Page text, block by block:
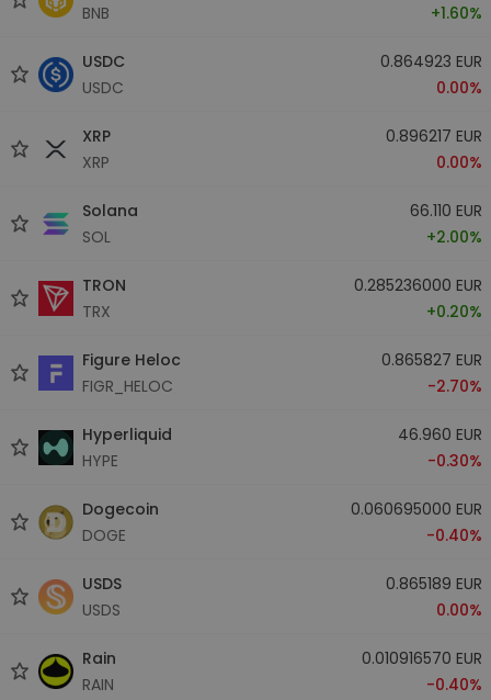
BNB
+1.60%
USDC
USDC
0.864923 EUR
0.00%
XRP
XRP
0.896217 EUR
0.00%
Solana
SOL
66.110 EUR
+2.00%
TRON
TRX
0.285236000 EUR
+0.20%
Figure Heloc
FIGR_HELOC
0.865827 EUR
-2.70%
Hyperliquid
HYPE
46.960 EUR
-0.30%
Dogecoin
DOGE
0.060695000 EUR
-0.40%
USDS
USDS
0.865189 EUR
0.00%
Rain
RAIN
0.010916570 EUR
-0.40%